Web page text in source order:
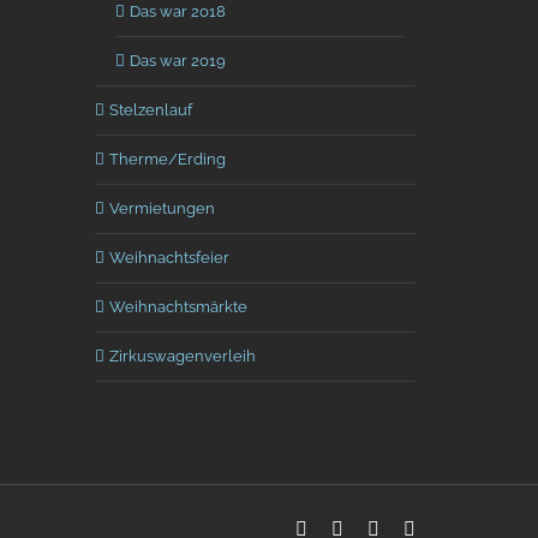
Das war 2018
Das war 2019
Stelzenlauf
Therme/Erding
Vermietungen
Weihnachtsfeier
Weihnachtsmärkte
Zirkuswagenverleih
Facebook
Vimeo Pinterest